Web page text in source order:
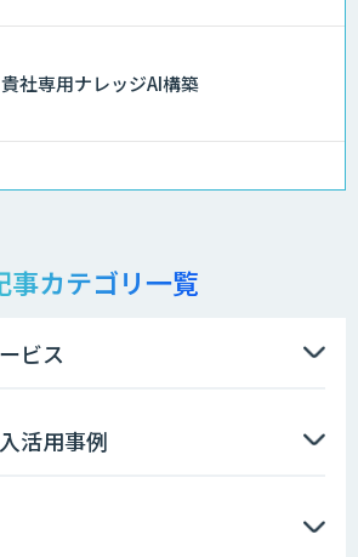
貴社専用ナレッジAI構築
異常検知AI
需要予測＋業務最適化AIシステム
「VAB-5000」
事カテゴリ一覧
ビス
活用事例